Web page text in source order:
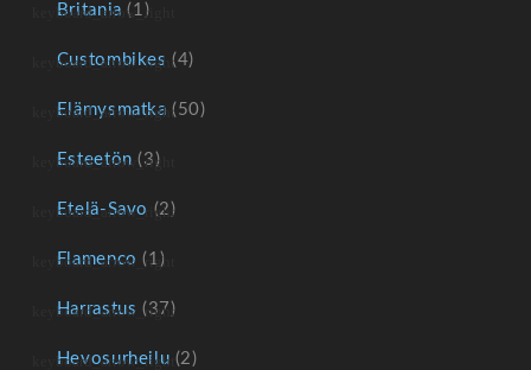
Britania (1)
Custombikes (4)
Elämysmatka (50)
Esteetön (3)
Etelä-Savo (2)
Flamenco (1)
Harrastus (37)
Hevosurheilu (2)